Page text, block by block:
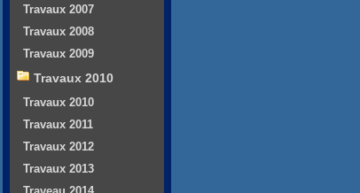
Travaux 2007
Travaux 2008
Travaux 2009
Travaux 2010
Travaux 2010
Travaux 2011
Travaux 2012
Travaux 2013